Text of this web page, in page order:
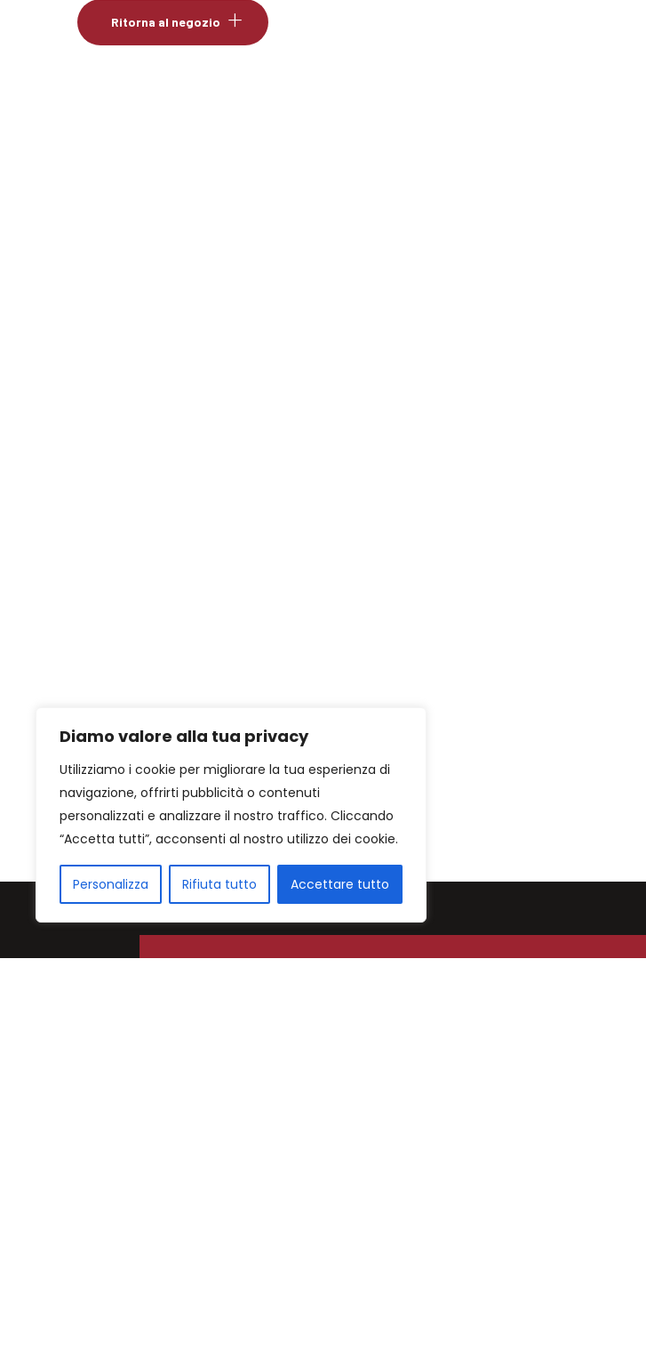
Diamo valore alla tua privacy
Utilizziamo i cookie per migliorare la tua esperienza di
navigazione, offrirti pubblicità o contenuti
personalizzati e analizzare il nostro traffico. Cliccando
“Accetta tutti”, acconsenti al nostro utilizzo dei cookie.
Personalizza Rifiuta tutto Accettare tutto
Ritorna al negozio